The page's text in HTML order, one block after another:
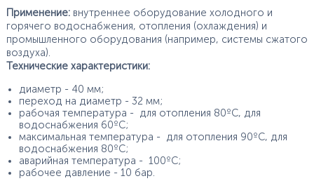
Применение: внутреннее оборудование холодного и
горячего водоснабжения, отопления (охлаждения) и
промышленного оборудования (например, системы сжатого
воздуха).
Технические характеристики:
диаметр - 40 мм;
переход на диаметр - 32 мм;
рабочая температура - для отопления 80ºС, для
водоснабжения 60ºС;
максимальная температура - для отопления 90ºС, для
водоснабжения 80ºС;
аварийная температура - 100ºС;
рабочее давление - 10 бар.